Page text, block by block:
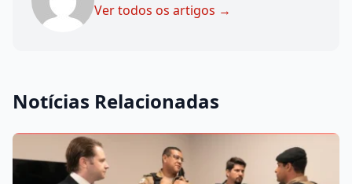
Ver todos os artigos →
Notícias Relacionadas